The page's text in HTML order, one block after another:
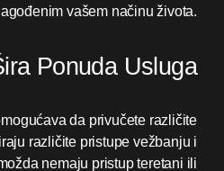
vašem načinu života.
Ponuda Usluga
da privučete različite
različite pristupe vežbanju i
nemaju pristup teretani ili